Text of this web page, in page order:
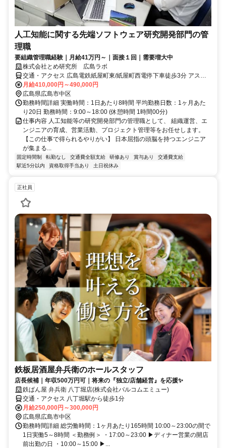
人工知能に関する先端ソフトウェア研究開発部門の管
理職
要組織管理職経験｜月給41万円～｜面接１回｜需要増大中
株式会社とめ研究所 広島ラボ
交通・アクセス 広島電鉄紙屋町東/紙屋町西電停下車徒歩3分 アスト
ラムライン県庁前駅下車徒歩1分
月給410,000円～490,000円
広島県広島市中区
勤務時間詳細 実働時間：1日あたり8時間 平均勤務日数：1ヶ月あた
り20日 勤務時間：9:00～18:00 (休憩時間 1時間00分)
仕事内容 人工知能等の研究開発部門の管理職として、 組織運営、エ
ンジニアの育成、営業活動、プロジェクト管理等をお任せします。
【この仕事で得られるやりがい】 日本屈指の頭脳を持つエンジニア
が集まる...
固定時間制 転勤なし 交通費全額支給 研修あり 賞与あり
交通費支給
駅近5分以内
資格取得手当あり 土日祝休み
正社員
鉄板居酒屋弁兵衛のホールスタッフ
店長候補｜年収500万円可｜将来の『独立/店舗経営』を応援✨
鉄ぱん屋 弁兵衛 八丁堀店(株式会社バルコムエミュー)
交通・アクセス 八丁堀駅から徒歩1分
月給250,000円～300,000円
広島県広島市中区
勤務時間詳細 総労働時間：1ヶ月あたり165時間 10:00～23:00の間で
1日実働5～8時間 ＜勤務例＞ ・17:00～23:00 ▶ディナー営業の開店
前出勤の日 ・10:00～15:00 ▶...